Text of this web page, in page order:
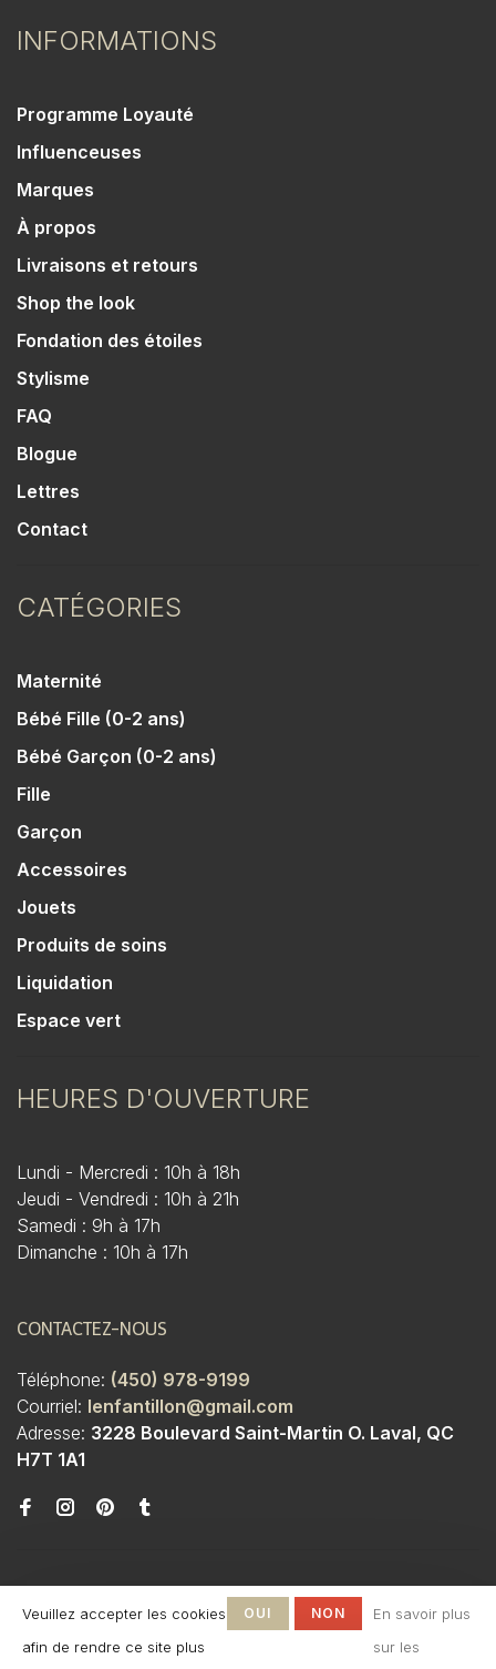
INFORMATIONS
Programme Loyauté
Influenceuses
Marques
À propos
Livraisons et retours
Shop the look
Fondation des étoiles
Stylisme
FAQ
Blogue
Lettres
Contact
CATÉGORIES
Maternité
Bébé Fille (0-2 ans)
Bébé Garçon (0-2 ans)
Fille
Garçon
Accessoires
Jouets
Produits de soins
Liquidation
Espace vert
HEURES D'OUVERTURE
Lundi - Mercredi : 10h à 18h
Jeudi - Vendredi : 10h à 21h
Samedi : 9h à 17h
Dimanche : 10h à 17h
CONTACTEZ-NOUS
Téléphone: (450) 978-9199
Courriel: lenfantillon@gmail.com
Adresse: 3228 Boulevard Saint-Martin O. Laval, QC
H7T 1A1
© Copyright 2026 Boutique
Veuillez accepter les cookies
afin de rendre ce site plus
OUI NON
En savoir plus
sur les